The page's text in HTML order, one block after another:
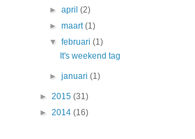
►april(2)
►maart(1)
▼februari(1)
It's weekend tag
►januari(1)
► 2015 (31)
► 2014 (16)